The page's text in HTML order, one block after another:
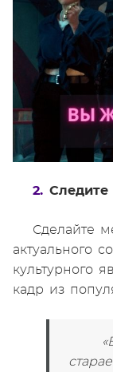
2.
Сделайте
актуального
культурного
кадр из